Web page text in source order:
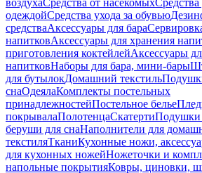
воздухаСредства от насекомыхСредства
одеждойСредства ухода за обувью
средстваАксессуары для бара
напитковАксессуары для хранения
приготовления коктейлейАксессуары
напитковНаборы для бара, мини-бары
для бутылокДомашний текстиль
снаОдеялаКомплекты постельных
принадлежностейПостельное белье
покрывалаПолотенцаСкатертиПодушки
беруши для снаНаполнители для
текстиляТканиКухонные ножи,
для кухонных ножейНожеточки и
напольные покрытияКовры, циновки,